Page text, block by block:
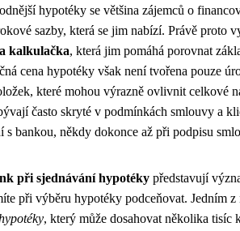
hypotéky se většina zájemců o
sazby, která se jim nabízí. Právě proto
kalkulačka, která jim pomáhá porovnat
cena hypotéky však není tvořena pouze
které mohou výrazně ovlivnit celkové
často skryté v podmínkách smlouvy a
s bankou, někdy dokonce až při podpisu
při sjednávání hypotéky představují
při výběru hypotéky podceňovat. Jedním z
, který může dosahovat několika tisíc